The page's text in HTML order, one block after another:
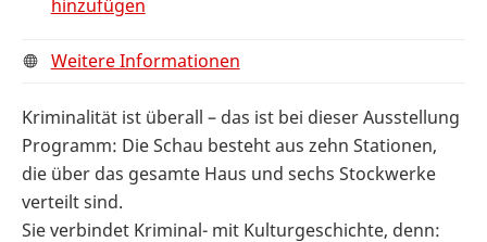
hinzufügen
Weitere Informationen
Kriminalität ist überall – das ist bei dieser Ausstellung
Programm: Die Schau besteht aus zehn Stationen,
die über das gesamte Haus und sechs Stockwerke
verteilt sind.
Sie verbindet Kriminal- mit Kulturgeschichte, denn: